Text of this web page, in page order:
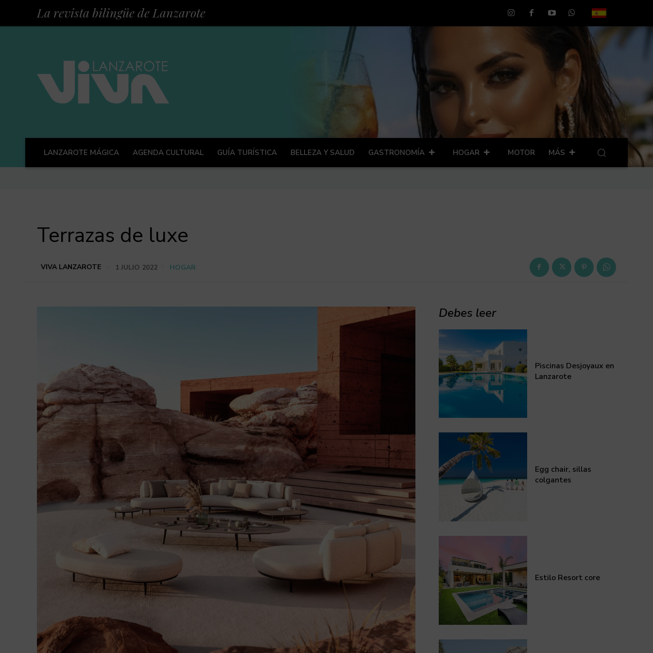
La revista bilingüe de Lanzarote
LANZAROTE MÁGICA AGENDA CULTURAL GUÍA TURÍSTICA BELLEZA Y SALUD GASTRONOMÍA HOGAR MOTOR MÁS
Terrazas de luxe
VIVA LANZAROTE 1 JULIO 2022 HOGAR
Debes leer
Piscinas Desjoyaux en
Lanzarote
Egg chair, sillas
colgantes
Estilo Resort core